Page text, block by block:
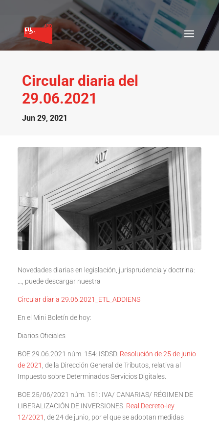
Circular diaria del
29.06.2021
Jun 29, 2021
Novedades diarias en legislación, jurisprudencia y doctrina:
…, puede descargar nuestra
Circular diaria 29.06.2021_ETL_ADDIENS
En el Mini Boletín de hoy:
Diarios Oficiales
BOE 29.06.2021 núm. 154: ISDSD. Resolución de 25 de junio
de 2021 , de la Dirección General de Tributos, relativa al
Impuesto sobre Determinados Servicios Digitales.
BOE 25/06/2021 núm. 151: IVA/ CANARIAS/ RÉGIMEN DE
LIBERALIZACIÓN DE INVERSIONES. Real Decreto-ley
12/2021 , de 24 de junio, por el que se adoptan medidas